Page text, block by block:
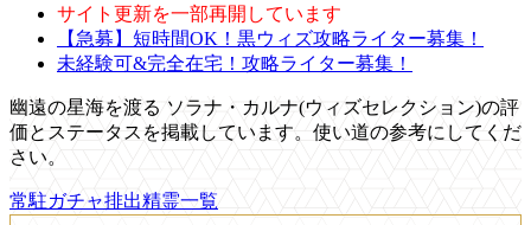
サイト更新を一部再開しています
【急募】短時間OK！黒ウィズ攻略ライター募集！
未経験可&完全在宅！攻略ライター募集！
幽遠の星海を渡る ソラナ・カルナ(ウィズセレクション)の評
価とステータスを掲載しています。使い道の参考にしてくだ
さい。
常駐ガチャ排出精霊一覧